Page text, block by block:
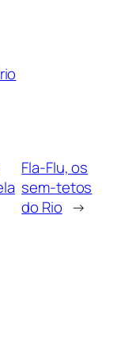
Fla-Flu, os
sem-tetos
do Rio →